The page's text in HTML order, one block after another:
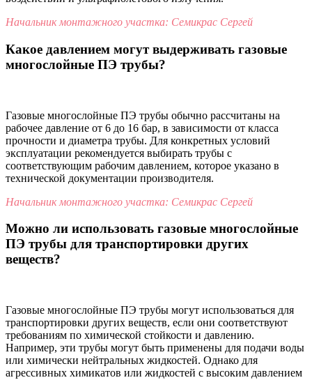
Начальник монтажного участка: Семикрас Сергей
Какое давлением могут выдерживать газовые
многослойные ПЭ трубы?
Газовые многослойные ПЭ трубы обычно рассчитаны на
рабочее давление от 6 до 16 бар, в зависимости от класса
прочности и диаметра трубы. Для конкретных условий
эксплуатации рекомендуется выбирать трубы с
соответствующим рабочим давлением, которое указано в
технической документации производителя.
Начальник монтажного участка: Семикрас Сергей
Можно ли использовать газовые многослойные
ПЭ трубы для транспортировки других
веществ?
Газовые многослойные ПЭ трубы могут использоваться для
транспортировки других веществ, если они соответствуют
требованиям по химической стойкости и давлению.
Например, эти трубы могут быть применены для подачи воды
или химически нейтральных жидкостей. Однако для
агрессивных химикатов или жидкостей с высоким давлением